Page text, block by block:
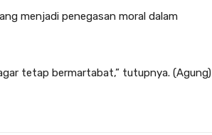
menjadi penegasan moral dalam
tetap bermartabat,” tutupnya. (Agung)